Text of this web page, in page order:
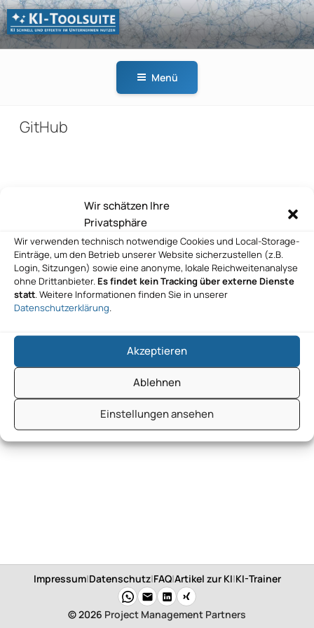
Wir schätzen Ihre
Privatsphäre
Wir verwenden technisch notwendige Cookies und Local-Storage-
Einträge, um den Betrieb unserer Website sicherzustellen (z.B.
Login, Sitzungen) sowie eine anonyme, lokale Reichweitenanalyse
ohne Drittanbieter. Es findet kein Tracking über externe Dienste
statt. Weitere Informationen finden Sie in unserer
Datenschutzerklärung.
Akzeptieren
Ablehnen
Einstellungen ansehen
Zum
Inhalt
springen
KI-
Menü
GitHub
Beitragsnavigation
Nächster
Beitrag
WEITER
GitHub
Impressum|Datenschutz|FAQ|Artikel zur KI|KI-Trainer
© 2026 Project Management Partners